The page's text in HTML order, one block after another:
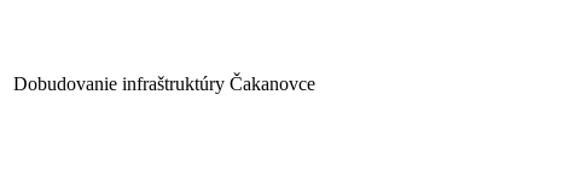
Dobudovanie infraštruktúry Čakanovce